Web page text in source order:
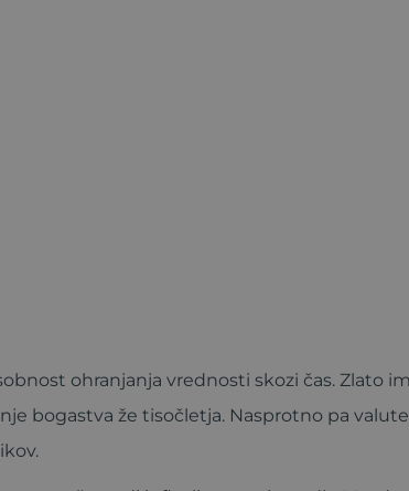
ohranjanja vrednosti skozi čas. Zlato
bogastva že tisočletja. Nasprotno pa